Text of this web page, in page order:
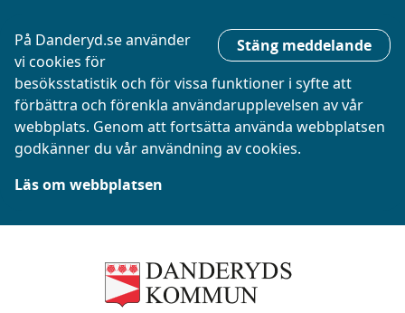
Stäng meddelande
På Danderyd.se använder
vi cookies för
besöksstatistik och för vissa funktioner i syfte att
förbättra och förenkla användarupplevelsen av vår
webbplats. Genom att fortsätta använda webbplatsen
godkänner du vår användning av cookies.
Läs om webbplatsen